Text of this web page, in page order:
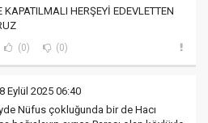
KAPATILMALI HERŞEYİ EDEVLETTEN
(0) (0)
Eylül 2025 06:40
Nüfus çokluğunda bir de Hacı